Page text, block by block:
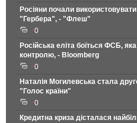
Росіяни почали
"Гербера", - "Флеш"
0
Російська еліта боїться ФСБ,
контролю, - Bloomberg
0
Наталія Могилевська стала
"Голос країни"
0
Кредитна криза дісталася